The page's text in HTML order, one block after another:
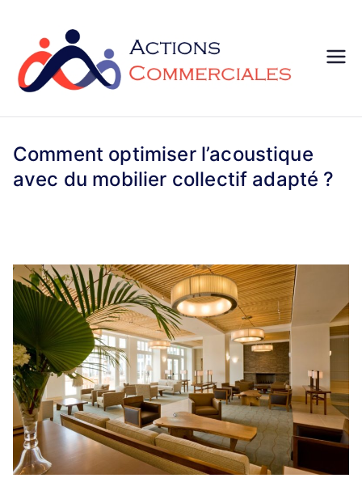
contenu
tio
ns
me
rci
ale
s
votre
e
commer
Comment optimiser l’acoustique
avec du mobilier collectif adapté ?